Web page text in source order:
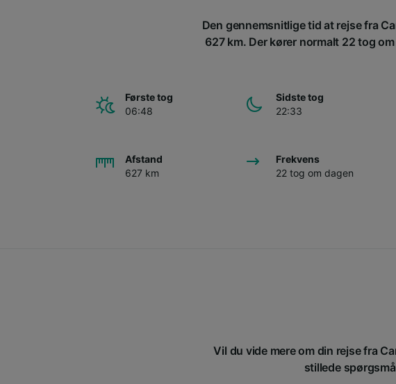
Den gennemsnitlige tid at rejse fra
627 km. Der kører normalt 22 tog
Første tog
06:48
Sidste tog
22:33
Afstand
627 km
Frekvens
22 tog om dagen
Vil du vide mere om din rejse fra
stillede